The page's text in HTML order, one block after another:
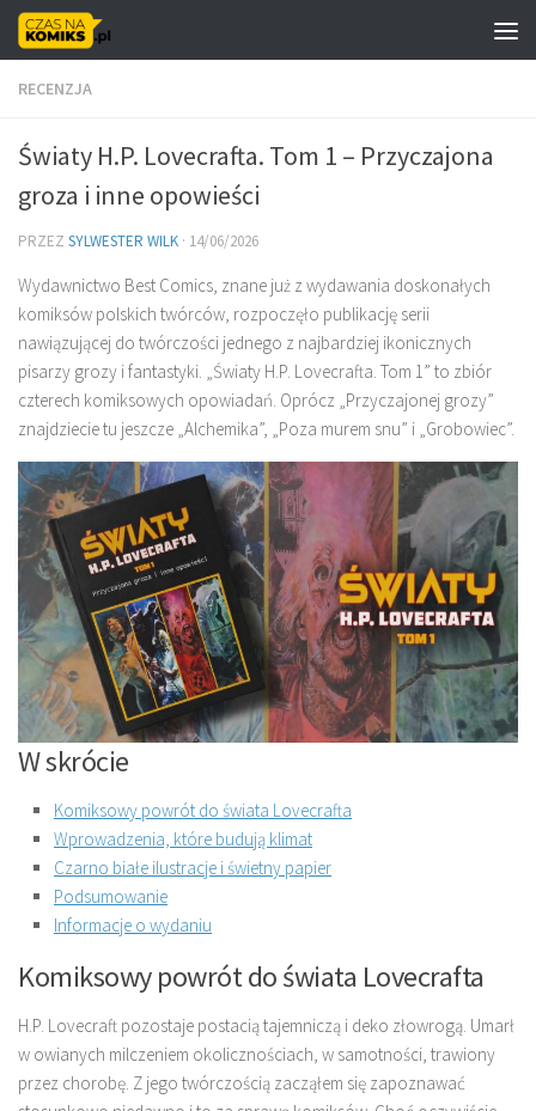
Skip to content
RECENZJA
Światy H.P. Lovecrafta. Tom 1 – Przyczajona
groza i inne opowieści
PRZEZ SYLWESTER WILK · 14/06/2026
Wydawnictwo Best Comics, znane już z wydawania doskonałych
komiksów polskich twórców, rozpoczęło publikację serii
nawiązującej do twórczości jednego z najbardziej ikonicznych
pisarzy grozy i fantastyki. „Światy H.P. Lovecrafta. Tom 1” to zbiór
czterech komiksowych opowiadań. Oprócz „Przyczajonej grozy”
znajdziecie tu jeszcze „Alchemika”, „Poza murem snu” i „Grobowiec”.
W skrócie
Komiksowy powrót do świata Lovecrafta
Wprowadzenia, które budują klimat
Czarno białe ilustracje i świetny papier
Podsumowanie
Informacje o wydaniu
Komiksowy powrót do świata Lovecrafta
H.P. Lovecraft pozostaje postacią tajemniczą i deko złowrogą. Umarł
w owianych milczeniem okolicznościach, w samotności, trawiony
przez chorobę. Z jego twórczością zacząłem się zapoznawać